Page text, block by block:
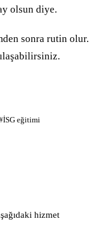
olsun diye.
sonra rutin olur.
eğitimi
hizmet